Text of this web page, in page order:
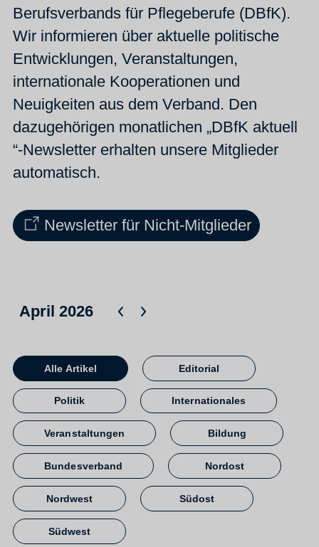
Berufsverbands für Pflegeberufe (DBfK).
Wir informieren über aktuelle politische
Entwicklungen, Veranstaltungen,
internationale Kooperationen und
Neuigkeiten aus dem Verband. Den
dazugehörigen monatlichen „DBfK aktuell
“-Newsletter erhalten unsere Mitglieder
automatisch.
Newsletter für Nicht-Mitglieder
April 2026
Alle Artikel Editorial
Politik Internationales
Veranstaltungen Bildung
Bundesverband Nordost
Nordwest Südost
Südwest